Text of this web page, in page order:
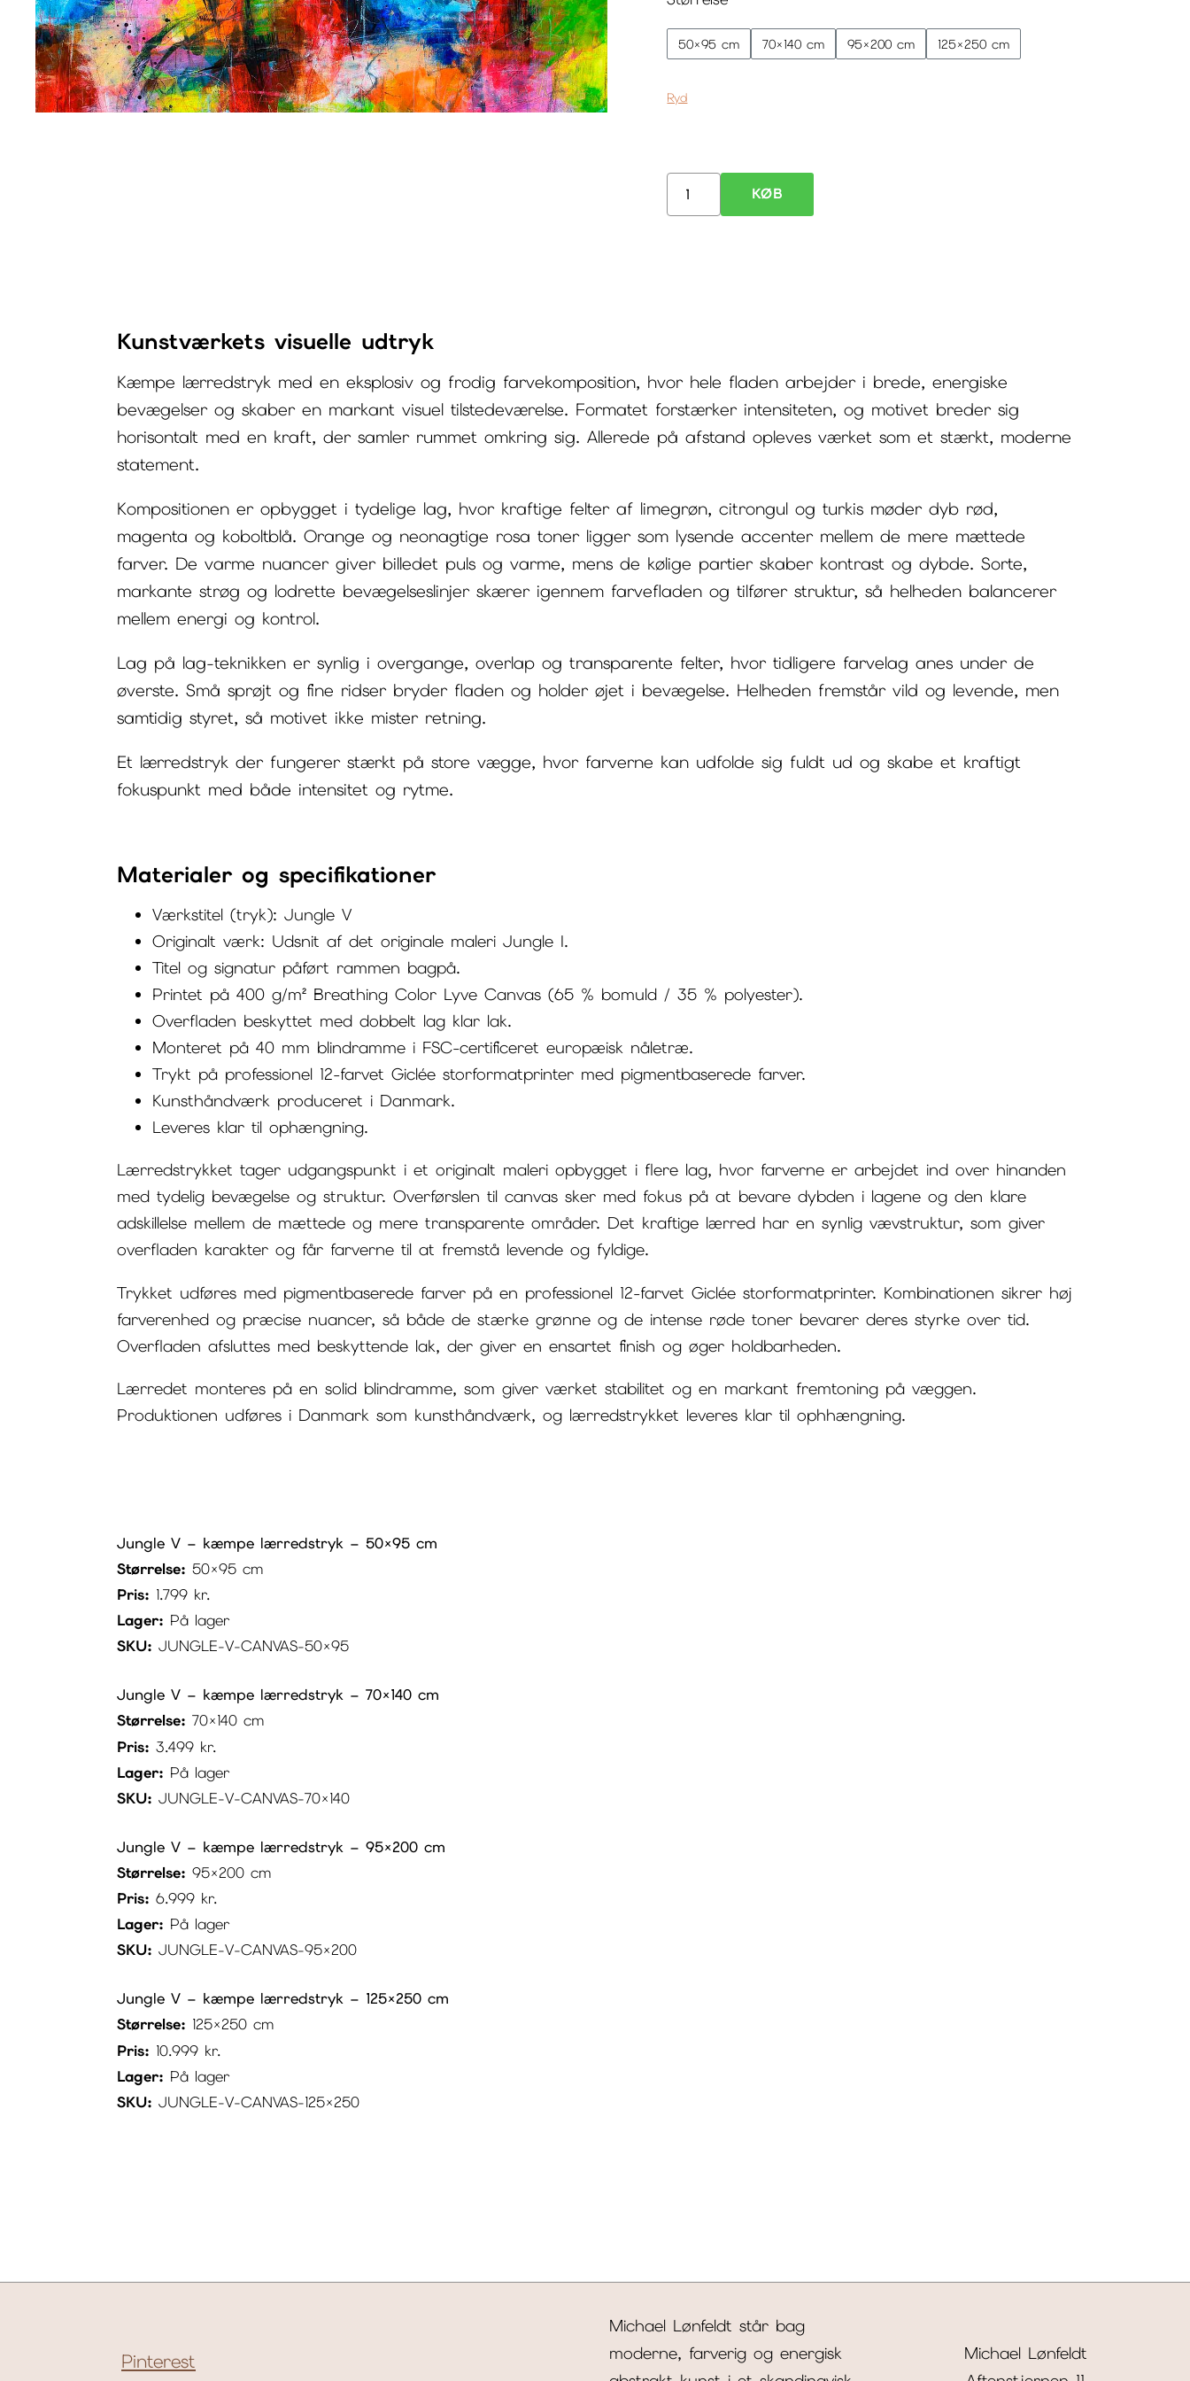
50×95 cm 70×140 cm 95×200 cm 125×250 cm
Ryd
Jungle
KØB
Kunstværkets visuelle udtryk
Kæmpe lærredstryk med en eksplosiv og frodig farvekomposition, hvor hele fladen arbejder i brede, energiske
bevægelser og skaber en markant visuel tilstedeværelse. Formatet forstærker intensiteten, og motivet breder sig
horisontalt med en kraft, der samler rummet omkring sig. Allerede på afstand opleves værket som et stærkt, moderne
statement.
Kompositionen er opbygget i tydelige lag, hvor kraftige felter af limegrøn, citrongul og turkis møder dyb rød,
magenta og koboltblå. Orange og neonagtige rosa toner ligger som lysende accenter mellem de mere mættede
farver. De varme nuancer giver billedet puls og varme, mens de kølige partier skaber kontrast og dybde. Sorte,
markante strøg og lodrette bevægelseslinjer skærer igennem farvefladen og tilfører struktur, så helheden balancerer
mellem energi og kontrol.
Lag på lag-teknikken er synlig i overgange, overlap og transparente felter, hvor tidligere farvelag anes under de
øverste. Små sprøjt og fine ridser bryder fladen og holder øjet i bevægelse. Helheden fremstår vild og levende, men
samtidig styret, så motivet ikke mister retning.
Et lærredstryk der fungerer stærkt på store vægge, hvor farverne kan udfolde sig fuldt ud og skabe et kraftigt
fokuspunkt med både intensitet og rytme.
Materialer og specifikationer
Værkstitel (tryk): Jungle V
Originalt værk: Udsnit af det originale maleri Jungle I.
Titel og signatur påført rammen bagpå.
Printet på 400 g/m² Breathing Color Lyve Canvas (65 % bomuld / 35 % polyester).
Overfladen beskyttet med dobbelt lag klar lak.
Monteret på 40 mm blindramme i FSC-certificeret europæisk nåletræ.
Trykt på professionel 12-farvet Giclée storformatprinter med pigmentbaserede farver.
Kunsthåndværk produceret i Danmark.
Leveres klar til ophængning.
Lærredstrykket tager udgangspunkt i et originalt maleri opbygget i flere lag, hvor farverne er arbejdet ind over hinanden
med tydelig bevægelse og struktur. Overførslen til canvas sker med fokus på at bevare dybden i lagene og den klare
adskillelse mellem de mættede og mere transparente områder. Det kraftige lærred har en synlig vævstruktur, som giver
overfladen karakter og får farverne til at fremstå levende og fyldige.
Trykket udføres med pigmentbaserede farver på en professionel 12-farvet Giclée storformatprinter. Kombinationen sikrer høj
farverenhed og præcise nuancer, så både de stærke grønne og de intense røde toner bevarer deres styrke over tid.
Overfladen afsluttes med beskyttende lak, der giver en ensartet finish og øger holdbarheden.
Lærredet monteres på en solid blindramme, som giver værket stabilitet og en markant fremtoning på væggen.
Produktionen udføres i Danmark som kunsthåndværk, og lærredstrykket leveres klar til ophhængning.
Jungle V – kæmpe lærredstryk – 50×95 cm
Størrelse: 50×95 cm
Pris: 1.799 kr.
Lager: På lager
SKU: JUNGLE-V-CANVAS-50×95
Jungle V – kæmpe lærredstryk – 70×140 cm
Størrelse: 70×140 cm
Pris: 3.499 kr.
Lager: På lager
SKU: JUNGLE-V-CANVAS-70×140
Jungle V – kæmpe lærredstryk – 95×200 cm
Størrelse: 95×200 cm
Pris: 6.999 kr.
Lager: På lager
SKU: JUNGLE-V-CANVAS-95×200
Jungle V – kæmpe lærredstryk – 125×250 cm
Størrelse: 125×250 cm
Pris: 10.999 kr.
Lager: På lager
SKU: JUNGLE-V-CANVAS-125×250
Pinterest
Michael Lønfeldt står bag
moderne, farverig og energisk
Michael Lønfeldt